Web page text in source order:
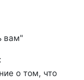
вам"
о том, что